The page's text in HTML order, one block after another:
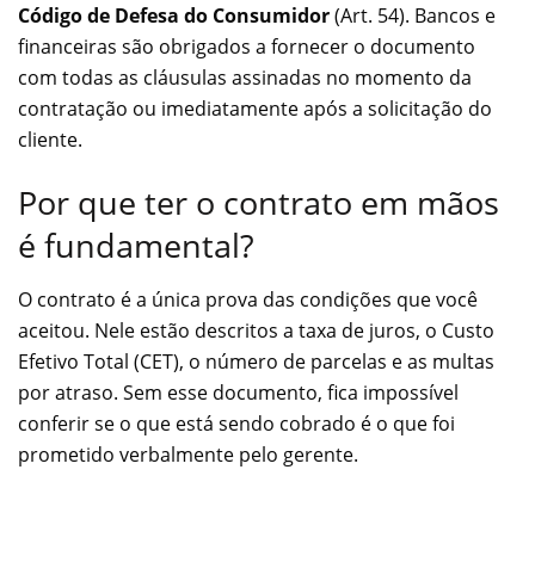
Código de Defesa do Consumidor(Art. 54). Bancos e
financeiras são obrigados a fornecer o documento
com todas as cláusulas assinadas no momento da
contratação ou imediatamente após a solicitação do
cliente.
Por que ter o contrato em mãos
é fundamental?
O contrato é a única prova das condições que você
aceitou. Nele estão descritos a taxa de juros, o Custo
Efetivo Total (CET), o número de parcelas e as multas
por atraso. Sem esse documento, fica impossível
conferir se o que está sendo cobrado é o que foi
prometido verbalmente pelo gerente.